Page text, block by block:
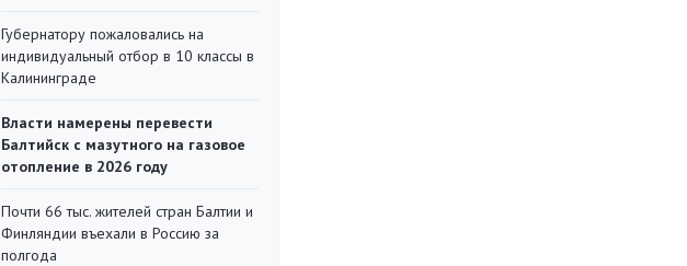
Губернатору пожаловались на
индивидуальный отбор в 10 классы в
Калининграде
Власти намерены перевести
Балтийск с мазутного на газовое
отопление в 2026 году
Почти 66 тыс. жителей стран Балтии и
Финляндии въехали в Россию за
полгода